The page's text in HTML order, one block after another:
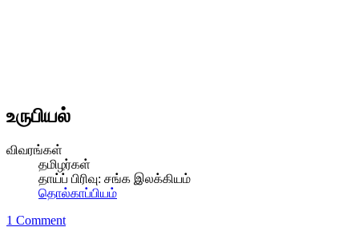
உருபியல்
விவரங்கள்
தமிழர்கள்
தாய்ப் பிரிவு: சங்க இலக்கியம்
தொல்காப்பியம்
1 Comment